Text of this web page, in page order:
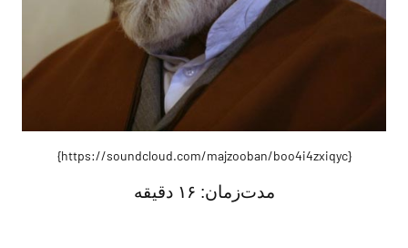
{https://soundcloud.com/majzooban/boo4i4zxiqyc}
مدت‌زمان: ۱۶ دقیقه